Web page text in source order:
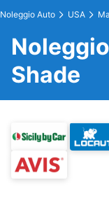
Noleggio Auto USA
Shade